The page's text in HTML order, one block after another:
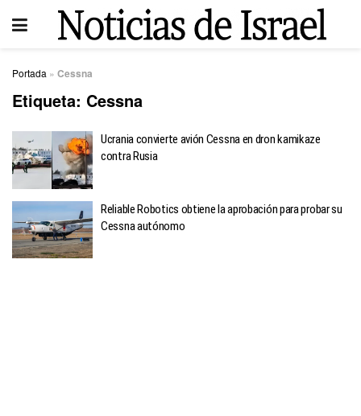
Portada » Cessna
Etiqueta: Cessna
Ucrania convierte avión Cessna en dron kamikaze
contra Rusia
Reliable Robotics obtiene la aprobación para probar su
Cessna autónomo